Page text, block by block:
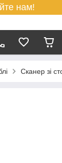
нам!
Сканер зі